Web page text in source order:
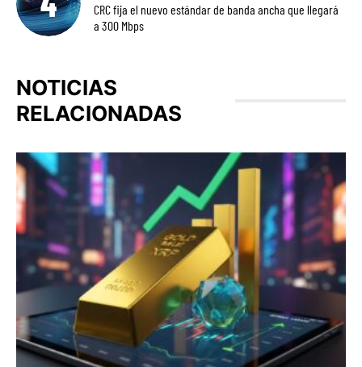
CRC fija el nuevo estándar de banda ancha que llegará
a 300 Mbps
NOTICIAS
RELACIONADAS